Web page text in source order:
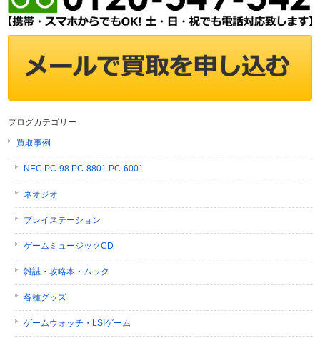
ブログカテゴリー
買取事例
NEC PC-98 PC-8801 PC-6001
ネオジオ
プレイステーション
ゲームミュージックCD
雑誌・攻略本・ムック
各種グッズ
ゲームウォッチ・LSIゲーム